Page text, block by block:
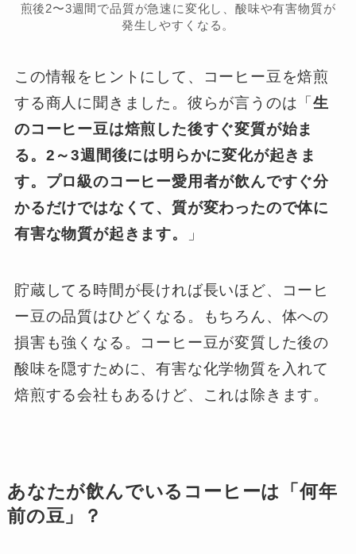
煎後2〜3週間で品質が急速に変化し、酸味や有害物質が
発生しやすくなる。
この情報をヒントにして、コーヒー豆を焙煎
する商人に聞きました。彼らが言うのは「生
のコーヒー豆は焙煎した後すぐ変質が始ま
る。2～3週間後には明らかに変化が起きま
す。プロ級のコーヒー愛用者が飲んですぐ分
かるだけではなくて、質が変わったので体に
有害な物質が起きます。
」
貯蔵してる時間が長ければ長いほど、コーヒ
ー豆の品質はひどくなる。もちろん、体への
損害も強くなる。コーヒー豆が変質した後の
酸味を隠すために、有害な化学物質を入れて
焙煎する会社もあるけど、これは除きます。
あなたが飲んでいるコーヒーは「何年
前の豆」？